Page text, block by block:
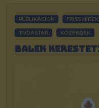
PUBLIKÁCIÓK FRISS HÍREK
TUDÁSTÁR KÖZÉRDEK
Balek